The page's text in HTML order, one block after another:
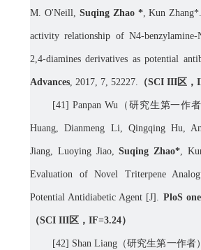
M. O'Neill, Suqing Zhao *, Kun
activity relationship of N4-benzylamine-
2,4-diamines derivatives as potential
Advances, 2017, 7, 52227. （SCI III区，
[41] Panpan Wu（研究生第一作者
Huang, Dianmeng Li, Qingqing Hu,
Jiang, Luoying Jiao,Suqing Zhao*,
Evaluation of Novel Triterpene
Potential Antidiabetic Agent [J]. PloS one
（SCI III区， IF=3.24）
[42] Shan Liang （研究生第一作者）